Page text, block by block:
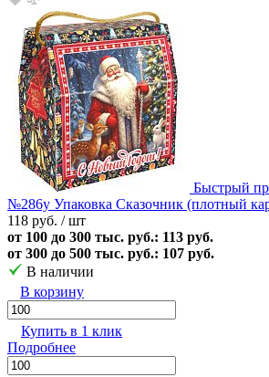
Быстрый
№286у Упаковка Сказочник (плотный
118 руб. / шт
от 100 до 300 тыс. руб.: 113 руб.
от 300 до 500 тыс. руб.: 107 руб.
В наличии
В корзину
Купить в 1 клик
Подробнее